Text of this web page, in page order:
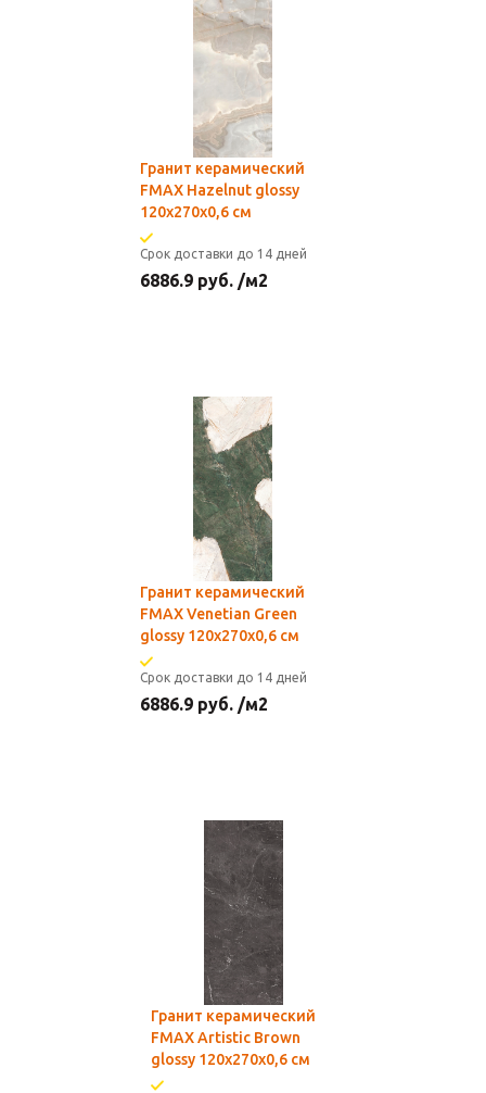
Гранит керамический
FMAX Hazelnut glossy
120х270х0,6 см
Срок доставки до 14 дней
6886.9 руб. /м2
Гранит керамический
FMAX Venetian Green
glossy 120х270х0,6 см
Срок доставки до 14 дней
6886.9 руб. /м2
Гранит керамический
FMAX Artistic Brown
glossy 120х270х0,6 см